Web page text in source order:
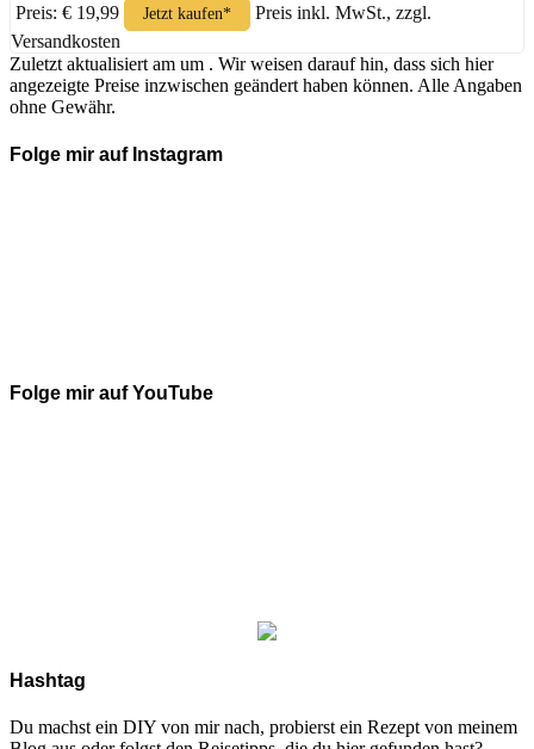
Preis: € 19,99 Jetzt kaufen*
Preis inkl. MwSt., zzgl.
Versandkosten
Zuletzt aktualisiert am um . Wir weisen darauf hin, dass sich hier
angezeigte Preise inzwischen geändert haben können. Alle Angaben
ohne Gewähr.
Folge mir auf Instagram
Folge mir auf YouTube
Hashtag
Du machst ein DIY von mir nach, probierst ein Rezept von meinem